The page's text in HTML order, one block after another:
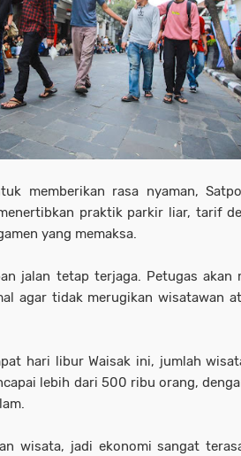
memberikan rasa nyaman,
praktik parkir liar, tarif
yang memaksa.
jalan tetap terjaga. Petugas akan
agar tidak merugikan wisatawan
hari libur Waisak ini, jumlah
lebih dari 500 ribu orang,
wisata, jadi ekonomi sangat